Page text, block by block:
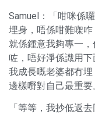
Samuel：「咁咪係
埋身，唔係咁難㗎
就係鍾意我夠專一
咗，唔好淨係識用
我成長嘅老婆都冇
邊樣嘢對自己最重要
「等等，我抄低返